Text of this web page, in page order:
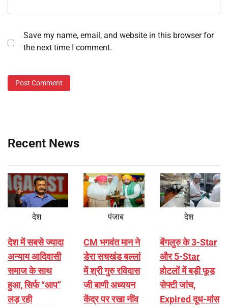
Save my name, email, and website in this browser for
the next time I comment.
Recent News
देश
देश में सबसे ज्यादा
अन्याय आदिवासी
समाज के साथ
हुआ, सिर्फ ‘‘आप’’
लड़ रही
पंजाब
CM भगवंत मान ने
डेरा सचखंड बल्लां
में श्री गुरु रविदास
जी बाणी अध्ययन
केंद्र पर रखा नींव
देश
बेंगलुरु के 3-Star
और 5-Star
होटलों में बड़ी फूड
सेफ्टी जांच,
Expired दूध-मांस